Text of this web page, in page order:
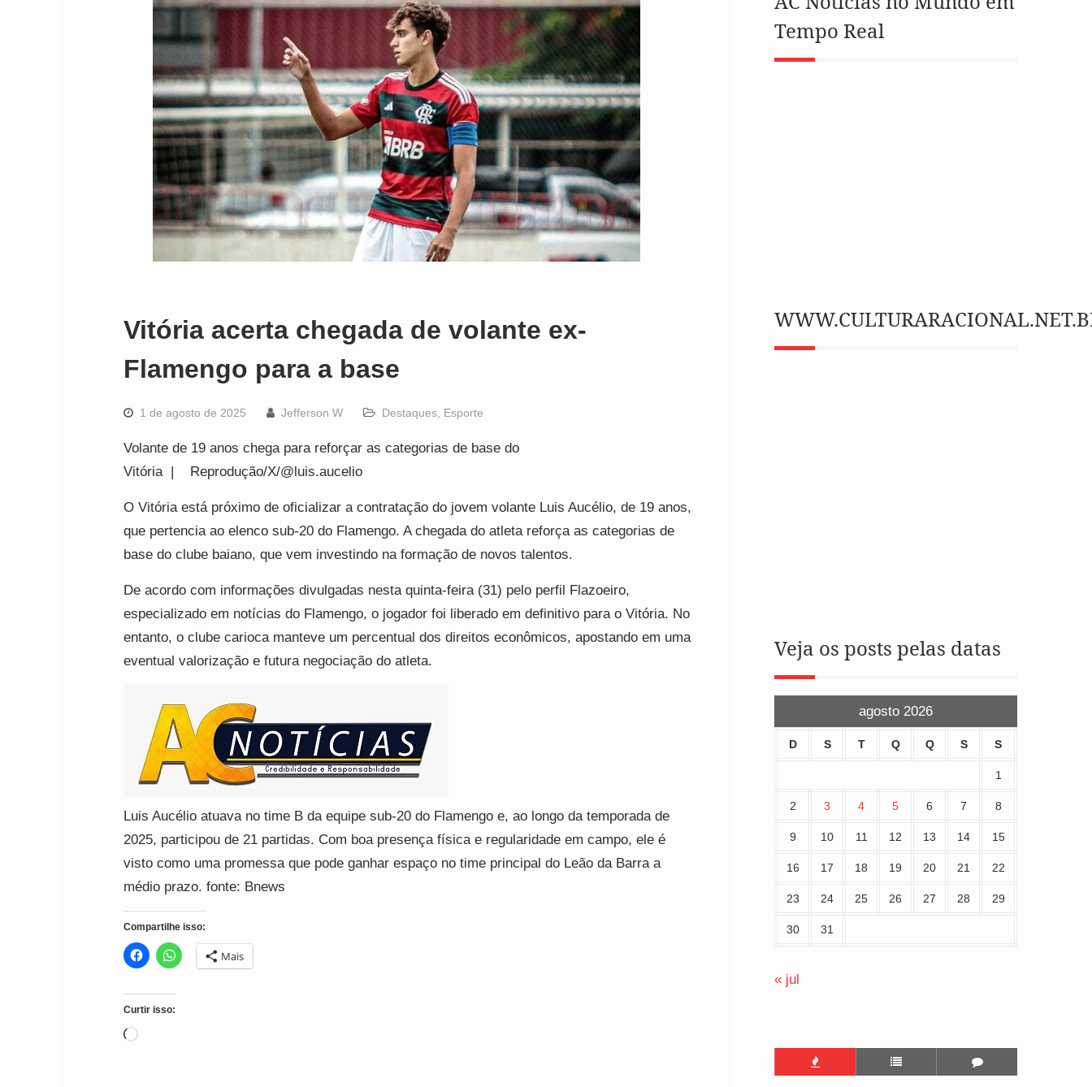
Vitória acerta chegada de volante ex-
Flamengo para a base
1 de agosto de 2025 Jefferson W Destaques Esporte
Volante de 19 anos chega para reforçar as categorias de base do
Vitória | Reprodução/X/@luis.aucelio
O Vitória está próximo de oficializar a contratação do jovem volante Luis Aucélio, de 19 anos,
que pertencia ao elenco sub-20 do Flamengo. A chegada do atleta reforça as categorias de
base do clube baiano, que vem investindo na formação de novos talentos.
De acordo com informações divulgadas nesta quinta-feira (31) pelo perfil Flazoeiro,
especializado em notícias do Flamengo, o jogador foi liberado em definitivo para o Vitória. No
entanto, o clube carioca manteve um percentual dos direitos econômicos, apostando em uma
eventual valorização e futura negociação do atleta.
Luis Aucélio atuava no time B da equipe sub-20 do Flamengo e, ao longo da temporada de
2025, participou de 21 partidas. Com boa presença física e regularidade em campo, ele é
visto como uma promessa que pode ganhar espaço no time principal do Leão da Barra a
médio prazo. fonte: Bnews
Compartilhe isso:
Mais
Curtir isso:
Carregando...
Tempo Real
Veja os posts pelas datas
agosto 2026
D S T Q Q S S
1
2 3 4 5 6 7 8
9 10 11 12 13 14 15
16 17 18 19 20 21 22
23 24 25 26 27 28 29
30 31
« jul